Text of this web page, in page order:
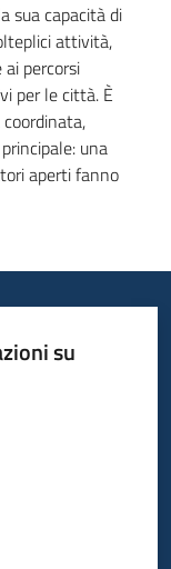
sua capacità di
attività,
percorsi
per le città. È
una
aperti fanno
su